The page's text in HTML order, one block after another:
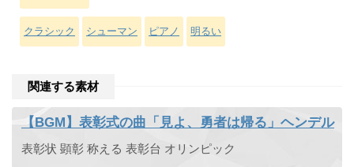
クラシック シューマン ピアノ 明るい
関連する素材
【BGM】表彰式の曲「見よ、勇者は帰る」ヘンデル
表彰状 顕彰 称える 表彰台 オリンピック